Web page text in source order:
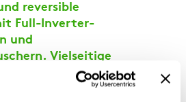
reversible
Full-Inverter-
und
Vielseitige
erweiterten
R290, 30÷200kW